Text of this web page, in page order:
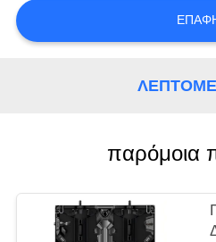
ΠΡΟΣΦΟΡΆ
PRIVACYπαρόμοια